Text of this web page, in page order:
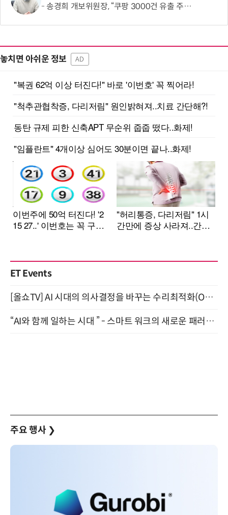
송경희 개보위원장, “쿠팡 3000건 유출 주장 사실과 달라…엄정 처분할 것”
놓치면 아쉬운 정보 AD
ET Events
[올쇼TV] AI 시대의 의사결정을 바꾸는 수리최적화(Optimization) 소개 (8/20 생방송)
“AI와 함께 일하는 시대 ” - 스마트 워크의 새로운 패러다임 (9/11)
주요 행사 ❯